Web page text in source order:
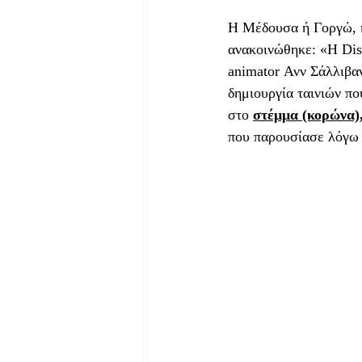
Η Μέδουσα ή Γοργώ,
ανακοινώθηκε: «Η
animator Ανν
δημιουργία ταινιών
στο στέμμα
που παρουσίασε λόγω